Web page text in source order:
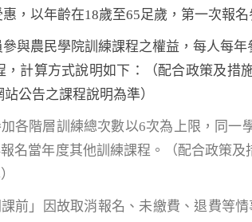
，以年齡在18歲至65足歲，第一次報
與農民學院訓練課程之權益，每人每
，計算方式說明如下：（配合政策及措
公告之課程說明為準）
加各階層訓練總次數以6次為上限，同
名當年度其他訓練課程。（配合政策
課前」因故取消報名、未繳費、退費等